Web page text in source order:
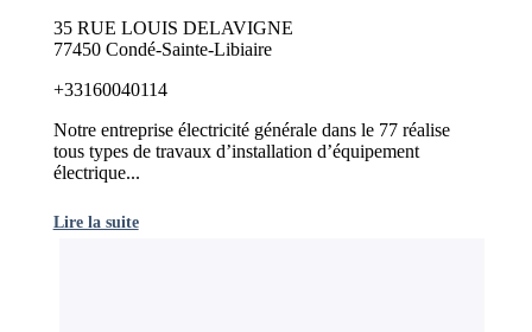
35 RUE LOUIS DELAVIGNE
77450 Condé-Sainte-Libiaire
+33160040114
Notre entreprise électricité générale dans le 77 réalise
tous types de travaux d’installation d’équipement
électrique...
Lire la suite